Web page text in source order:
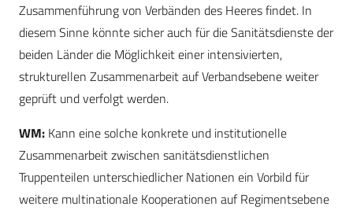
Zusammenführung von Verbänden des Heeres findet. In
diesem Sinne könnte sicher auch für die Sanitätsdienste der
beiden Länder die Möglichkeit einer intensivierten,
strukturellen Zusammenarbeit auf Verbandsebene weiter
geprüft und verfolgt werden.
WM: Kann eine solche konkrete und institutionelle
Zusammenarbeit zwischen sanitätsdienstlichen
Truppenteilen unterschiedlicher Nationen ein Vorbild für
weitere multinationale Kooperationen auf Regimentsebene